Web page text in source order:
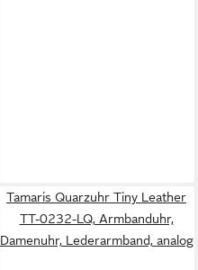
Tamaris Quarzuhr Tiny Leather
TT-0232-LQ, Armbanduhr,
Damenuhr, Lederarmband, analog